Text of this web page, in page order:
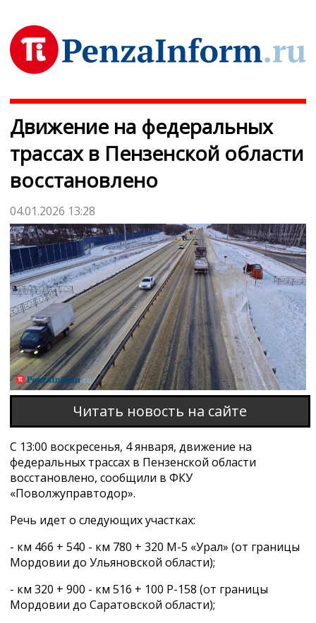
Движение на федеральных
трассах в Пензенской области
восстановлено
04.01.2026 13:28
Читать новость на сайте
С 13:00 воскресенья, 4 января, движение на
федеральных трассах в Пензенской области
восстановлено, сообщили в ФКУ
«Поволжуправтодор».
Речь идет о следующих участках:
- км 466 + 540 - км 780 + 320 М-5 «Урал» (от границы
Мордовии до Ульяновской области);
- км 320 + 900 - км 516 + 100 Р-158 (от границы
Мордовии до Саратовской области);